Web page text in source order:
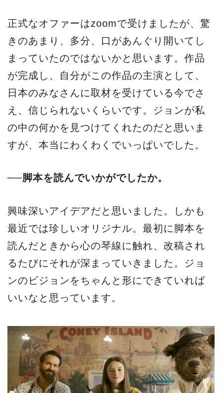
正式なオファーはzoomで受けましたが、驚
きのあまり、多分、口があんぐり開いてし
まっていたのではないかと思います。作品
が完成し、自分がこの作品の主演として、
日本のみなさんに取材を受けている今でさ
え、信じられないくらいです。ジョンが私
の中の何かを見つけてくれたのだと思いま
すが、本当にわくわくでいっぱいでした。
──脚本を読んでいかがでしたか。
興味深いアイデアだと思いました。しかも
最近では珍しいオリジナル。最初に脚本を
読んだときから心の琴線に触れ、改稿され
るたびにそれが深まっていきました。ジョ
ンのビジョンをちゃんと形にできていれば
いいなと思っています。